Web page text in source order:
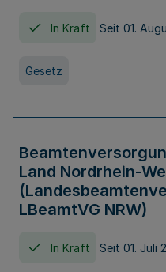
In Kraft Seit 01.
Gesetz
Land Nordrhein-
LBeamtVG NRW)
In Kraft Seit 01. Juli